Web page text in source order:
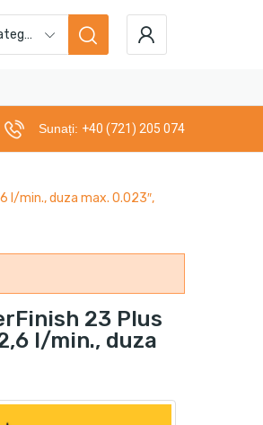
Toate categoriile
Sunați: +40 (721) 205 074
l/min., duza max. 0.023″,
23 Plus
l/min., duza